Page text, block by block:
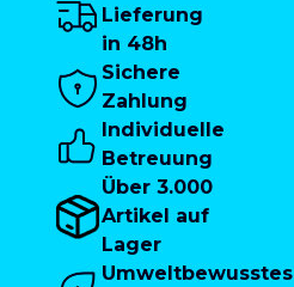
Lieferung
in 48h
Sichere
Zahlung
Individuelle
Betreuung
Über 3.000
Artikel auf
Lager
Umweltbewusstes